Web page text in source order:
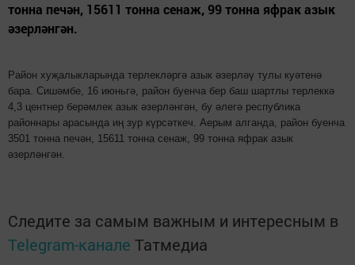
тонна печән, 15611 тонна сенаж, 99 тонна яфрак азык
әзерләнгән.
Район хуҗалыкларында терлекләргә азык әзерләү тулы куәтенә
бара. Сишәмбе, 16 июньгә, район буенча бер баш шартлы терлеккә
4,3 центнер берәмлек азык әзерләнгән, бу әлегә республика
районнары арасында иң зур күрсәткеч. Аерым алганда, район буенча
3501 тонна печән, 15611 тонна сенаж, 99 тонна яфрак азык
әзерләнгән.
Следите за самым важным и интересным в
Telegram-канале Татмедиа